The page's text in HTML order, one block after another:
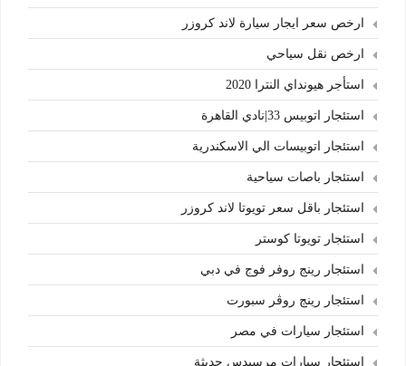
ارخص سعر ايجار سيارة لاند كروزر
ارخص نقل سياحي
استأجر هيونداي النترا 2020
استئجار اتوبيس 33|نادي القاهرة
استئجار اتوبيسات الي الاسكندرية
استئجار باصات سياحية
استئجار باقل سعر تويوتا لاند كروزر
استئجار تويوتا كوستر
استئجار رينج روفر فوج في دبي
استئجار رينج روڤر سبورت
استئجار سيارات في مصر
استئجار سيارات مرسيدس حديثة